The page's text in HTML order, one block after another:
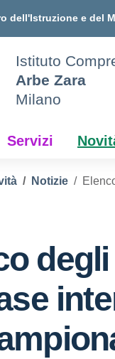
dell'Istruzione e del
Istituto
Arbe Zara
Milano
Servizi
Notizie